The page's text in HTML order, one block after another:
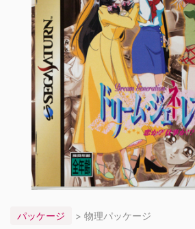
パッケージ > 物理パッケージ